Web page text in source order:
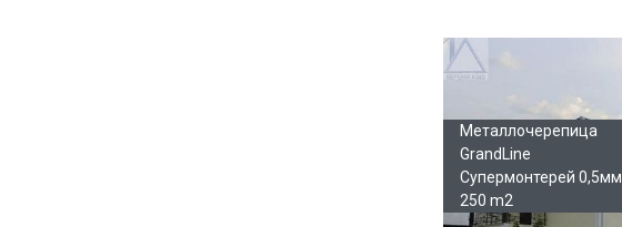
Галерея
Металлочерепица
GrandLine
Супермонтерей 0,5мм
250 m2